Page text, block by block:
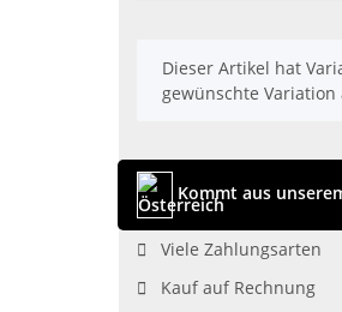
x
Dieser Artikel hat
gewünschte Variation
Kommt aus
Viele Zahlungsarten
Kauf auf Rechnung